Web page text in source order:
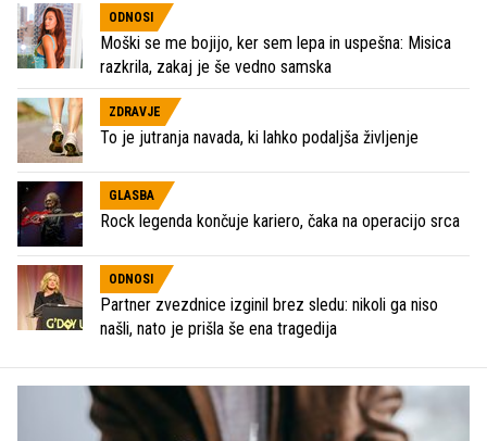
ODNOSI
Moški se me bojijo, ker sem lepa in uspešna: Misica
razkrila, zakaj je še vedno samska
ZDRAVJE
To je jutranja navada, ki lahko podaljša življenje
GLASBA
Rock legenda končuje kariero, čaka na operacijo srca
ODNOSI
Partner zvezdnice izginil brez sledu: nikoli ga niso
našli, nato je prišla še ena tragedija